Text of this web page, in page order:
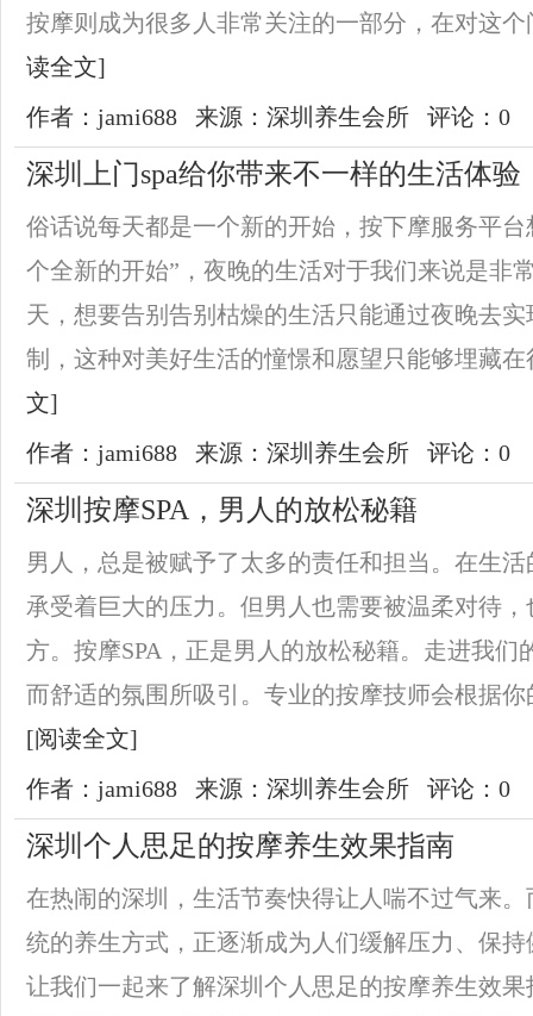
按摩则成为很多人非常关注的一部分，在对这
读全文]
作者：jami688
来源：深圳养生会所 评论：0
深圳上门spa给你带来不一样的生活体验
俗话说每天都是一个新的开始，按下摩服务平
个全新的开始”，夜晚的生活对于我们来说是非
天，想要告别告别枯燥的生活只能通过夜晚去
制，这种对美好生活的憧憬和愿望只能够埋藏
文]
作者：jami688
来源：深圳养生会所 评论：0
深圳按摩SPA，男人的放松秘籍
男人，总是被赋予了太多的责任和担当。在生
承受着巨大的压力。但男人也需要被温柔对待
方。按摩SPA，正是男人的放松秘籍。走进我们
而舒适的氛围所吸引。专业的按摩技师会根据
[阅读全文]
作者：jami688
来源：深圳养生会所 评论：0
深圳个人思足的按摩养生效果指南
在热闹的深圳，生活节奏快得让人喘不过气来
统的养生方式，正逐渐成为人们缓解压力、保
让我们一起来了解深圳个人思足的按摩养生效